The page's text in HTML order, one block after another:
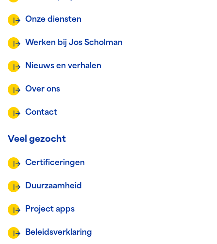
Onze diensten
Werken bij Jos Scholman
Nieuws en verhalen
Over ons
Contact
Veel gezocht
Certificeringen
Duurzaamheid
Project apps
Beleidsverklaring